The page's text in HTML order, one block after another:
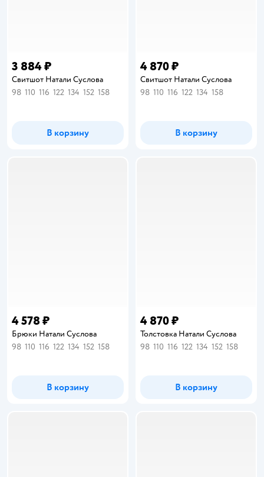
3 884 ₽
Свитшот Натали Суслова
98 110 116 122 134 152 158
В корзину
4 870 ₽
Свитшот Натали Суслова
98 110 116 122 134 158
В корзину
4 578 ₽
Брюки Натали Суслова
98 110 116 122 134 152 158
В корзину
4 870 ₽
Толстовка Натали Суслова
98 110 116 122 134 152 158
В корзину